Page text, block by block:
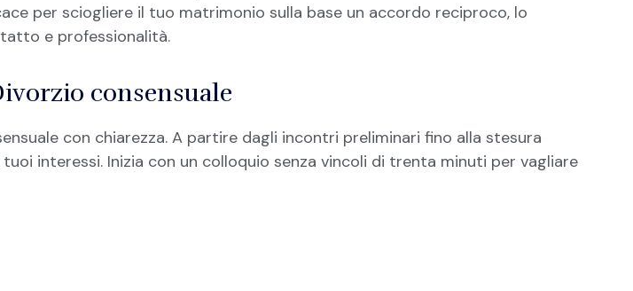
per sciogliere il tuo matrimonio sulla base un accordo reciproco, lo
e professionalità.
consensuale
con chiarezza. A partire dagli incontri preliminari fino alla stesura
interessi. Inizia con un colloquio senza vincoli di trenta minuti per vagliare